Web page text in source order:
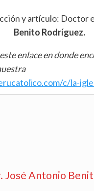
y artículo: Doctor
Benito Rodríguez.
enlace en donde
c/la-
José Antonio